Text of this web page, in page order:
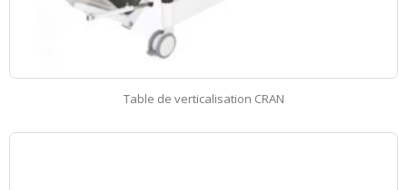
Table de verticalisation CRAN